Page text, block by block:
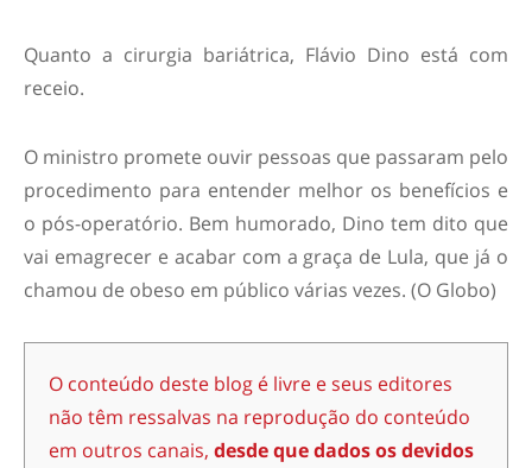
Quanto a cirurgia bariátrica, Flávio Dino está com
receio.
O ministro promete ouvir pessoas que passaram pelo
procedimento para entender melhor os benefícios e
o pós-operatório. Bem humorado, Dino tem dito que
vai emagrecer e acabar com a graça de Lula, que já o
chamou de obeso em público várias vezes. (O Globo)
O conteúdo deste blog é livre e seus editores
não têm ressalvas na reprodução do conteúdo
em outros canais, desde que dados os devidos